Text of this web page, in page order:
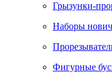
Грызунки-
Наборы
Фигурные